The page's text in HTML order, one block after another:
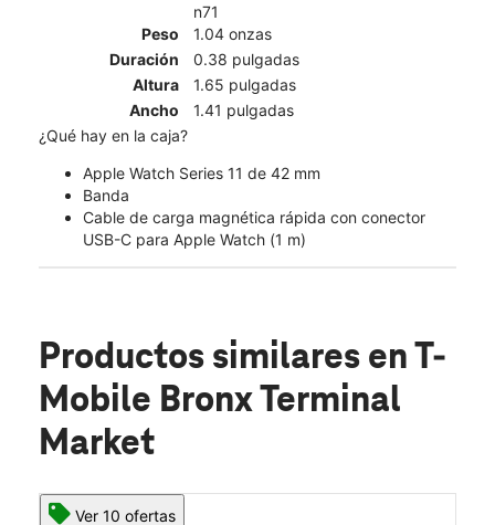
n71
Peso
1.04 onzas
Duración
0.38 pulgadas
Altura
1.65 pulgadas
Ancho
1.41 pulgadas
¿Qué hay en la caja?
Apple Watch Series 11 de 42 mm
Banda
Cable de carga magnética rápida con conector
USB-C para Apple Watch (1 m)
Productos similares en T-
Mobile Bronx Terminal
Market
Ver 10 ofertas